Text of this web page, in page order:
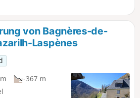
markierte Wege, außer auf einem
Rückweg zwischen dem (5) und
und trittsicher sein muss.
von Bagnères-de-
Laspènes
-367 m